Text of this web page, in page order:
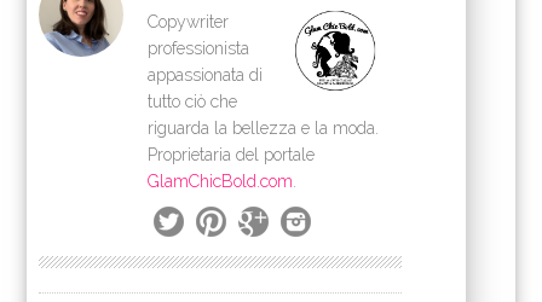
Copywriter
professionista
appassionata di
tutto ciò che
riguarda la bellezza e la moda.
Proprietaria del portale
GlamChicBold.com